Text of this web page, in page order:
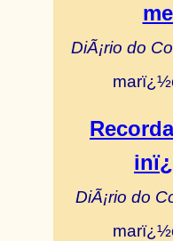
DiÃ¡rio do
DiÃ¡rio do